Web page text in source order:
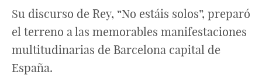
Su discurso de Rey, “No estáis solos”, preparó
el terreno a las memorables manifestaciones
multitudinarias de Barcelona capital de
España.